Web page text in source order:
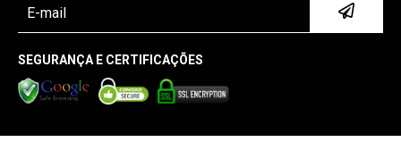
SEGURANÇA E CERTIFICAÇÕES